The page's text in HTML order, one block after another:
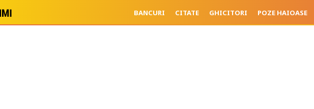
BANCURI CITATE GHICITORI POZE HAIOASE